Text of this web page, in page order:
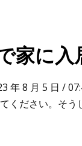
家に
年 8 月 5 日 /
ください。そう